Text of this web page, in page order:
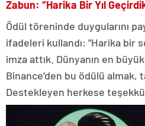
Zabun: “Harika Bir Yıl
Ödül töreninde duygularını
ifadeleri kullandı: "Harika bir
imza attık. Dünyanın en
Binance’den bu ödülü almak,
Destekleyen herkese